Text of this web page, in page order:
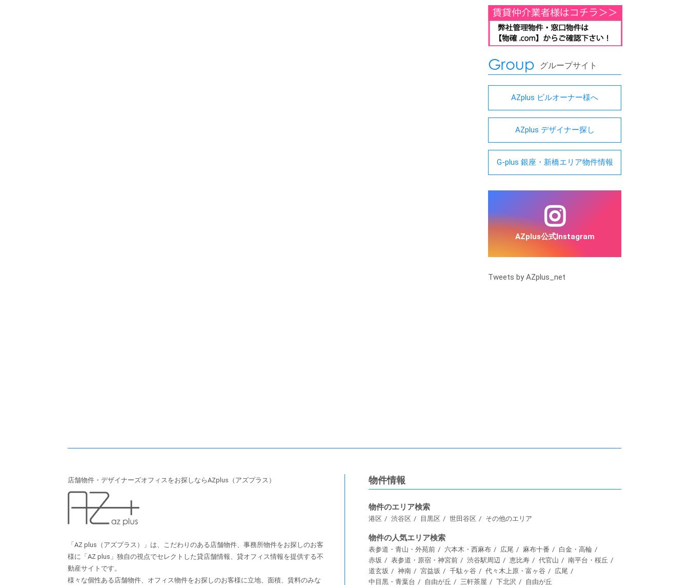
Group グループサイト
AZplus ビルオーナー様へ
AZplus デザイナー探し
G-plus 銀座・新橋エリア物件情報
AZplus公式Instagram
Tweets by AZplus_net
店舗物件・デザイナーズオフィスをお探しならAZplus（アズプラス）
「AZ plus（アズプラス）」は、こだわりのある店舗物件、事務所物件をお探しのお客
様に「AZ plus」独⾃の視点でセレクトした貸店舗情報、貸オフィス情報を提供する不
動産サイトです。
様々な個性ある店舗物件、オフィス物件をお探しのお客様に⽴地、⾯積、賃料のみな
物件情報
物件のエリア検索
港区 渋谷区 目黒区 世田谷区 その他のエリア
物件の人気エリア検索
表参道・青山・外苑前 六本木・西麻布 広尾 麻布十番
白金・高輪
赤坂
表参道・原宿・神宮前 渋谷駅周辺 恵比寿 代官山
南平台・桜丘
道玄坂
神南 宮益坂 千駄ヶ谷 代々木上原・富ヶ谷
広尾
中目黒・青葉台
自由が丘 三軒茶屋 下北沢 自由が丘